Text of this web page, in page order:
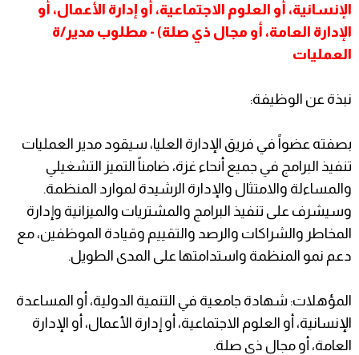
الإنسانية، أو العلوم الاجتماعية، أو إدارة الأعمال، أو
الإدارة العامة، أو مجال ذي صلة) - مطلوب مدير/ة
العمليات
نبذة عن الوظيفة:
بصفته عضواً في فريق الإدارة العليا، سيقود مدير العمليات
تنفيذ البرامج في جميع أنحاء غزة، ضامناً التميز التشغيلي
والمساءلة والامتثال والإدارة الرشيدة لموارد المنظمة.
وسيشرف على تنفيذ البرامج والمشتريات والميزانية وإدارة
المخاطر والشراكات والرصد والتقييم وقيادة الموظفين، مع
دعم نمو المنظمة واستدامتها على المدى الطويل.
المؤهلات: شهادة جامعية في التنمية الدولية، أو المساعدة
الإنسانية، أو العلوم الاجتماعية، أو إدارة الأعمال، أو الإدارة
العامة، أو مجال ذي صلة.